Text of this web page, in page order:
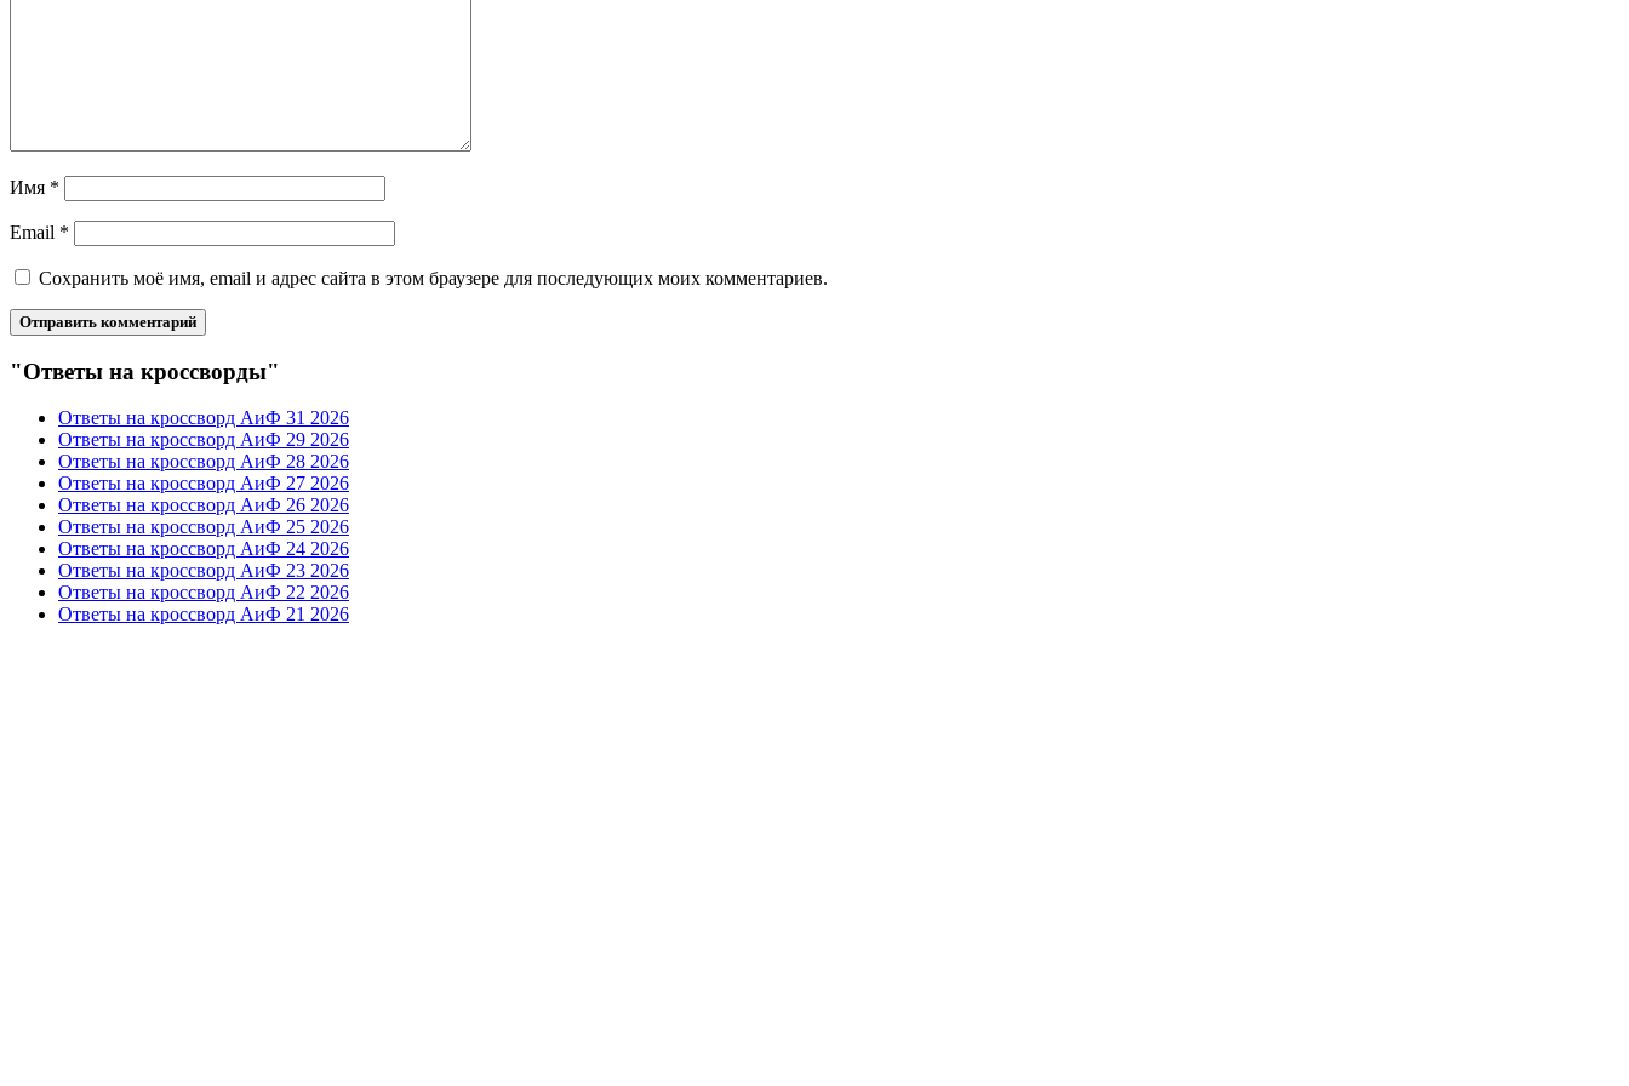
Имя *
Email *
Сохранить моё имя, email и адрес сайта в этом браузере для последующих моих комментариев.
"Ответы на кроссворды"
Ответы на кроссворд АиФ 31 2026
Ответы на кроссворд АиФ 29 2026
Ответы на кроссворд АиФ 28 2026
Ответы на кроссворд АиФ 27 2026
Ответы на кроссворд АиФ 26 2026
Ответы на кроссворд АиФ 25 2026
Ответы на кроссворд АиФ 24 2026
Ответы на кроссворд АиФ 23 2026
Ответы на кроссворд АиФ 22 2026
Ответы на кроссворд АиФ 21 2026